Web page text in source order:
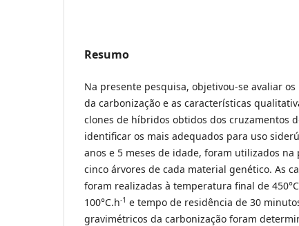
Resumo
Na presente pesquisa, objetivou-se avaliar
da carbonização e as características
clones de híbridos obtidos dos cruzamentos
identificar os mais adequados para uso
anos e 5 meses de idade, foram utilizados na
cinco árvores de cada material genético. As
foram realizadas à temperatura final de
100°C.h-1 e tempo de residência de 30
gravimétricos da carbonização foram